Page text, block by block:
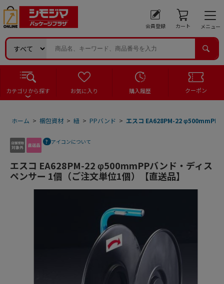
会員登録 カート メニュー
カテゴリから探す お気に入り 購入履歴 クーポン
ホーム > 梱包資材 > 紐 > PPバンド > エスコ EA628PM-22 φ500mmPP
アイコンについて
エスコ EA628PM-22 φ500mmPPバンド・ディス
ペンサー 1個（ご注文単位1個）【直送品】